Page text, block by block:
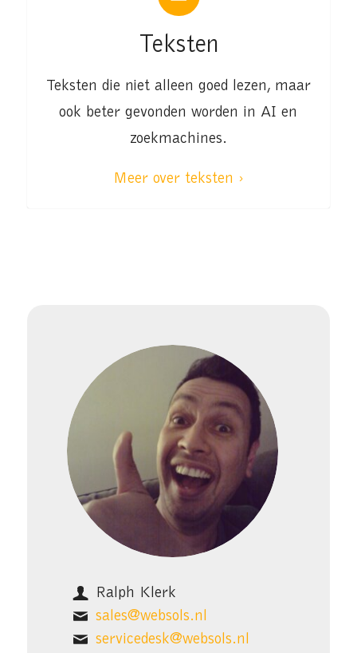
Teksten
Teksten die niet alleen goed lezen, maar
ook beter gevonden worden in AI en
zoekmachines.
Meer over teksten ›
Ralph Klerk
sales@websols.nl
servicedesk@websols.nl